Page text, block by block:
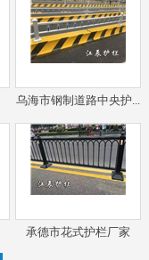
乌海市钢制道路中央护...
承德市花式护栏厂家